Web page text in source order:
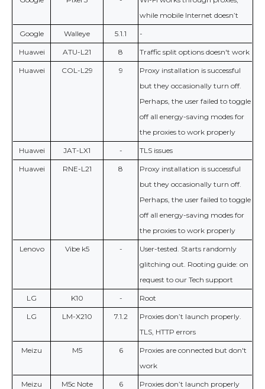
while mobile Internet doesn’t
Google Walleye 5.1.1 -
Huawei ATU-L21 8 Traffic split options doesn't work
Huawei COL-L29 9
Proxy installation is successful
but they occasionally turn off.
Perhaps, the user failed to toggle
off all energy-saving modes for
the proxies to work properly
Huawei JAT-LX1 - TLS issues
Huawei RNE-L21 8
Proxy installation is successful
but they occasionally turn off.
Perhaps, the user failed to toggle
off all energy-saving modes for
the proxies to work properly
Lenovo Vibe k5 -
User-tested. Starts randomly
glitching out. Rooting guide: on
request to our Tech support
LG K10 - Root
LG LM-X210 7.1.2
Proxies don’t launch properly.
TLS, HTTP errors
Meizu M5 6
Proxies are connected but don't
work
Meizu M5c Note 6 Proxies don’t launch properly